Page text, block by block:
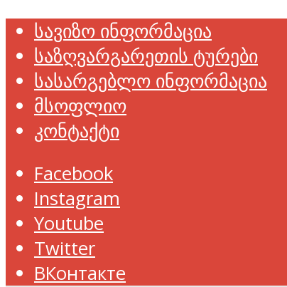
სავიზო ინფორმაცია
საზღვარგარეთის ტურები
სასარგებლო ინფორმაცია
მსოფლიო
კონტაქტი
Facebook
Instagram
Youtube
Twitter
ВКонтакте